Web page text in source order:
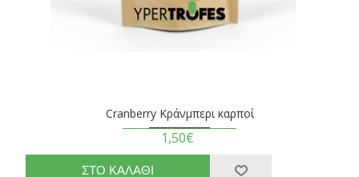
Cranberry Κράνμπερι καρποί
1,50€